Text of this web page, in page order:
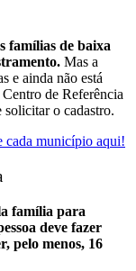
famílias de baixa
Mas a
e ainda não está
de Referência
o cadastro.
cada município aqui!
família para
deve fazer
pelo menos, 16